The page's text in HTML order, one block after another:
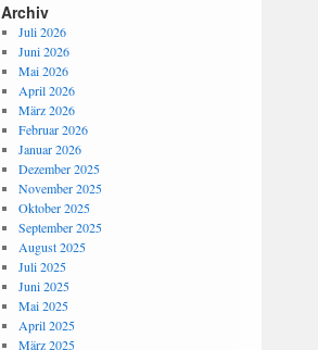
Archiv
Juli 2026
Juni 2026
Mai 2026
April 2026
März 2026
Februar 2026
Januar 2026
Dezember 2025
November 2025
Oktober 2025
September 2025
August 2025
Juli 2025
Juni 2025
Mai 2025
April 2025
März 2025